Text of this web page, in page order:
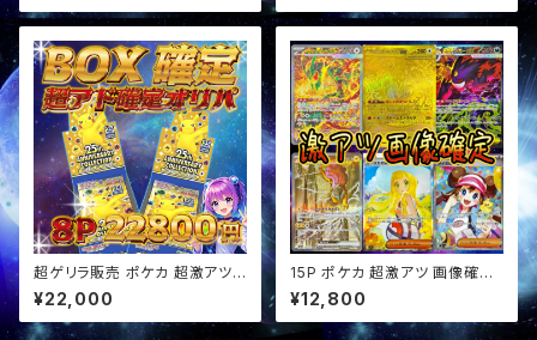
超ゲリラ販売 ポケカ 超激アツ
BOX&アド確定 オリパ
¥22,000
15P ポケカ 超激アツ 画像確定
オリパ
¥12,800